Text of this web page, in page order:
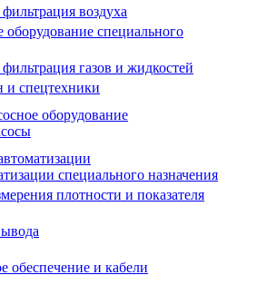
воздуха
оборудование специального
газов и жидкостей
спецтехники
оборудование
специального назначения
плотности и показателя
обеспечение и кабели